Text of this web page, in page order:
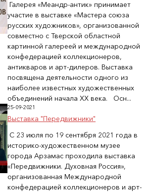
Галерея «Меандр-антик» принимает
участие в выставке «Мастера союза
русских художников», организованной
совместно с Тверской областной
картинной галереей и международной
конфедерацией коллекционеров,
антикваров и арт-дилеров. Выставка
посвящена деятельности одного из
наиболее известных художественных
объединений начала XX века. Осн...
25-09-2021
Выставка "Передвижники"
С 23 июля по 19 сентября 2021 года в
историко-художественном музее
города Арзамас проходила выставка
«Передвижники. Духовная Россия»,
организованная Международной
конфедерацией коллекционеров и арт-